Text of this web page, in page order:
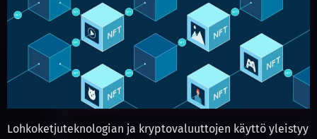
Lohkoketjuteknologian ja kryptovaluuttojen käyttö yleistyy